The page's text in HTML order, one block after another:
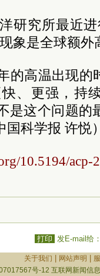
研究所最近
象是全球额外
的高温出现的
、更强，持
是这个问题的
国科学报 许悦
10.5194/acp-
打印 发E-mail给
关于我们 网站声明
号-12 互联网新闻信